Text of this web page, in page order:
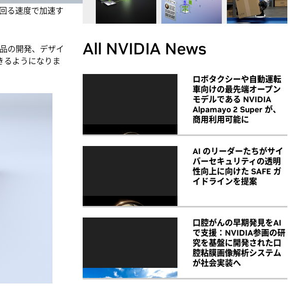
る速度で加速す
の開発、デザイ
るようになりま
All NVIDIA News
ロボタクシーや自動運転
車向けの最先端オープン
モデルである NVIDIA
Alpamayo 2 Super が、
商用利用可能に
AI のリーダーたちがサイ
バーセキュリティの透明
性向上に向けた SAFE ガ
イドラインを提案
口腔がんの早期発見をAI
で支援：NVIDIA参画の研
究を基盤に開発された口
腔粘膜画像解析システム
が社会実装へ